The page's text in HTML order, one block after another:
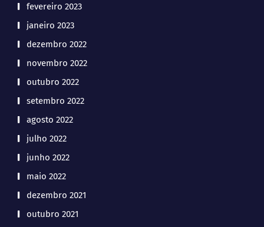
fevereiro 2023
janeiro 2023
dezembro 2022
novembro 2022
outubro 2022
setembro 2022
agosto 2022
julho 2022
junho 2022
maio 2022
dezembro 2021
outubro 2021